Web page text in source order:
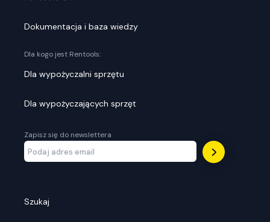
Dokumentacja i baza wiedzy
Dla kogo jest Rentools:
Dla wypożyczalni sprzętu
Dla wypożyczających sprzęt
Zapisz się do newslettera
Szukaj